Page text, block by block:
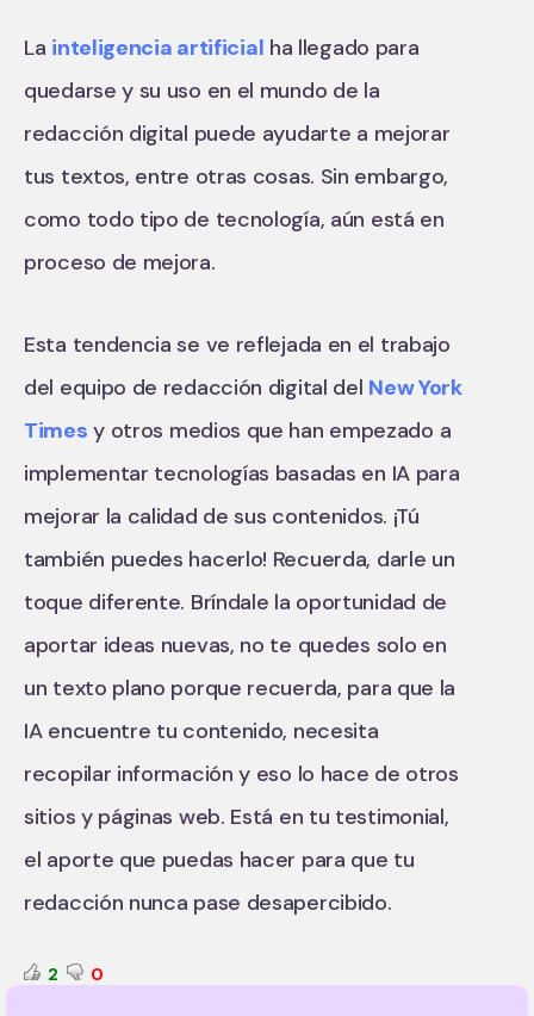
La inteligencia artificial ha llegado para
quedarse y su uso en el mundo de la
redacción digital puede ayudarte a mejorar
tus textos, entre otras cosas. Sin embargo,
como todo tipo de tecnología, aún está en
proceso de mejora.
Esta tendencia se ve reflejada en el trabajo
del equipo de redacción digital del New York
Times y otros medios que han empezado a
implementar tecnologías basadas en IA para
mejorar la calidad de sus contenidos. ¡Tú
también puedes hacerlo! Recuerda, darle un
toque diferente. Bríndale la oportunidad de
aportar ideas nuevas, no te quedes solo en
un texto plano porque recuerda, para que la
IA encuentre tu contenido, necesita
recopilar información y eso lo hace de otros
sitios y páginas web. Está en tu testimonial,
el aporte que puedas hacer para que tu
redacción nunca pase desapercibido.
2 0